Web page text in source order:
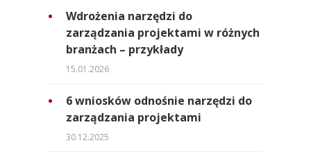
Wdrożenia narzędzi do
zarządzania projektami w różnych
branżach – przykłady
15.01.2026
6 wniosków odnośnie narzędzi do
zarządzania projektami
30.12.2025